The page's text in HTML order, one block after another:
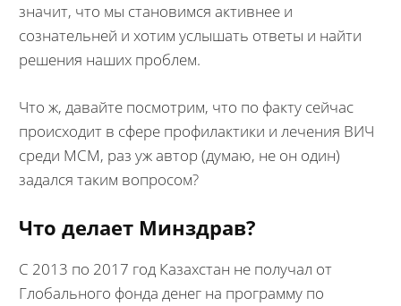
значит, что мы становимся активнее и
сознательней и хотим услышать ответы и найти
решения наших проблем.
Что ж, давайте посмотрим, что по факту сейчас
происходит в сфере профилактики и лечения ВИЧ
среди МСМ, раз уж автор (думаю, не он один)
задался таким вопросом?
Что делает Минздрав?
С 2013 по 2017 год Казахстан не получал от
Глобального фонда денег на программу по